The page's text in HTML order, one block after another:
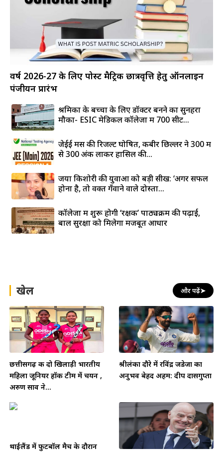
वर्ष 2026-27 के लिए पोस्ट मैट्रिक छात्रवृत्ति हेतु ऑनलाइन
पंजीयन प्रारंभ
श्रमिकों के बच्चों के लिए डॉक्टर बनने का सुनहरा
मौका- ESIC मेडिकल कॉलेजों में 700 सीटें...
जेईई मेंस की रिजल्ट घोषित, कबीर छिल्लर ने 300 में
से 300 अंक लाकर हासिल की...
जया किशोरी की युवाओं को बड़ी सीख: ‘अगर सफल
होना है, तो वक्त गँवाने वाले दोस्तों...
कॉलेजों में शुरू होगी ‘रक्षक’ पाठ्यक्रम की पढ़ाई,
बाल सुरक्षा को मिलेगा मजबूत आधार
खेल और पढ़ें➤
छत्तीसगढ़ की दो खिलाड़ी भारतीय
महिला जूनियर हॉकी टीम में चयन ,
अरुण साव ने...
श्रीलंका दौरे में रविंद्र जडेजा का
अनुभव बेहद अहम: दीप दासगुप्ता
थाईलैंड में फुटबॉल मैच के दौरान